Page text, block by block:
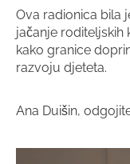
Ova radionica bila
jačanje
kako granice
razvoju djeteta.
Ana Duišin,